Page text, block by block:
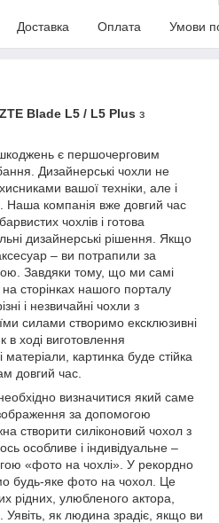
Доставка Оплата Умови
ZTE Blade L5 / L5 Plus з
є першочерговим
Дизайнерські чохли не
вашої техніки, але і
Наша компанія вже довгий час
чохлів і готова
дизайнерські рішення. Якщо
– ви потрапили за
Завдяки тому, що ми самі
сторінках нашого порталу
і незвичайні чохли з
силами створимо ексклюзивні
в ході виготовлення
матеріали, картинка буде стійка
довгий час.
визначитися який саме
за допомогою
створити силіконовий чохол з
особливе і індивідуальне –
«фото на чохлі». У рекордно
будь-яке фото на чохол. Це
рідних, улюбленого актора,
Уявіть, як людина зрадіє, якщо ви